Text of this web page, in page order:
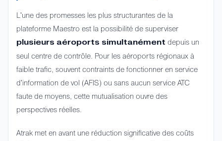
L'une des promesses les plus structurantes de la
plateforme Maestro est la possibilité de superviser
plusieurs aéroports simultanément depuis un
seul centre de contrôle. Pour les aéroports régionaux à
faible trafic, souvent contraints de fonctionner en service
d'information de vol (AFIS) ou sans aucun service ATC
faute de moyens, cette mutualisation ouvre des
perspectives réelles.
Atrak met en avant une réduction significative des coûts